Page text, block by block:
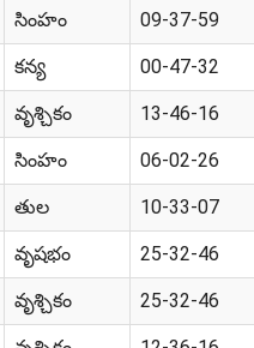
సింహం 09-37-59
కన్య 00-47-32
వృశ్చికం 13-46-16
సింహం 06-02-26
తుల 10-33-07
వృషభం 25-32-46
వృశ్చికం 25-32-46